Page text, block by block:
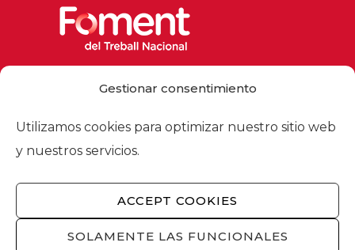
Gestionar consentimiento
Utilizamos cookies para optimizar nuestro sitio web
y nuestros servicios.
ACCEPT COOKIES
SOLAMENTE LAS FUNCIONALES
foment@foment.com
© 2026 - Foment del Treball Nacional